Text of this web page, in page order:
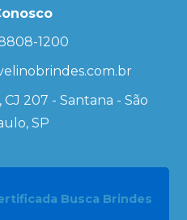
Kits
1200
CJ 207 - Santana - São
SP
Busca Brindes